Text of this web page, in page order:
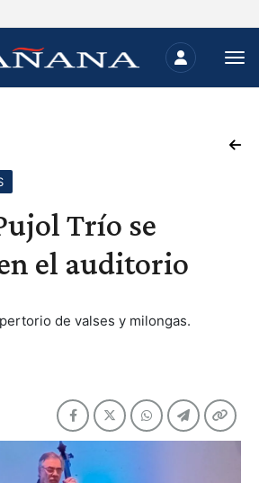
Trío se
el auditorio
de valses y milongas.